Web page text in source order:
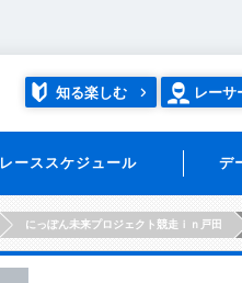
知る楽しむ レーサ
レーススケジュール デ
にっぽん未来プロジェクト競走ｉｎ戸田